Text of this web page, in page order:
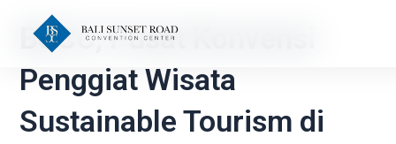
contentBSCC, Pusat Konvensi
Penggiat Wisata
Sustainable Tourism di